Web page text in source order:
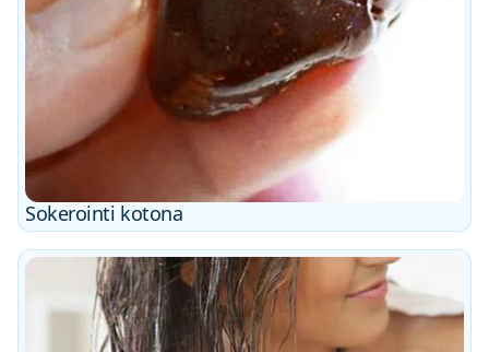
Sokerointi kotona